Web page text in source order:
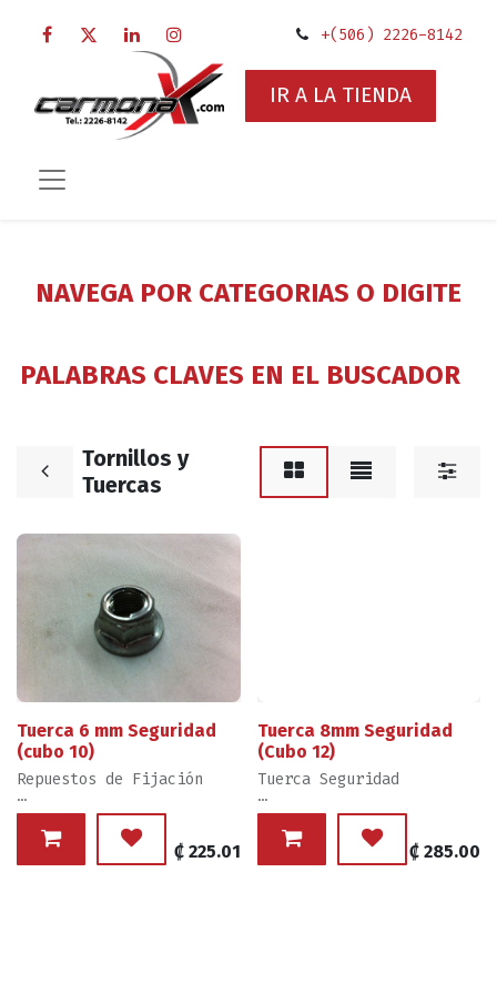
+(506) 2226-8142
IR A LA TIENDA
NAVEGA POR CATEGORIAS O DIGITE
PALABRAS CLAVES EN EL BUSCADOR
Tornillos y
Tuercas
Tuerca 6 mm Seguridad
(cubo 10)
Repuestos de Fijación
Kayo Original
Ventas por Unidad
₡ 225.01
Tuerca 8mm Seguridad
(Cubo 12)
Tuerca Seguridad
Kayo Original
Ventas por Unidad ₡ 285.00